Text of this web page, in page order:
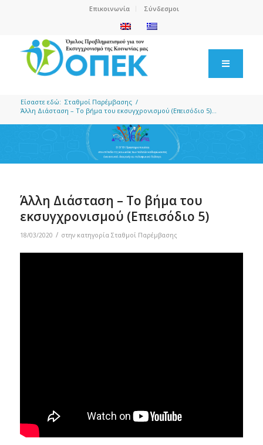
Επικοινωνία Σύνδεσμοι
Είσαστε εδώ: Σταθμοί Παρέμβασης /
Άλλη Διάσταση – Το βήμα του εκσυγχρονισμού (Επεισόδιο 5)...
Άλλη Διάσταση – Το βήμα του
εκσυγχρονισμού (Επεισόδιο 5)
18/03/2020 / στην κατηγορία Σταθμοί Παρέμβασης